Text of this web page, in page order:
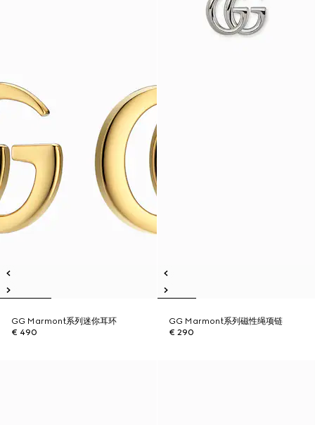
GG Marmont系列迷你耳环
€ 490
GG Marmont系列磁性绳项链
€ 290